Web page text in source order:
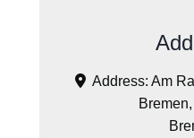
Address: Am